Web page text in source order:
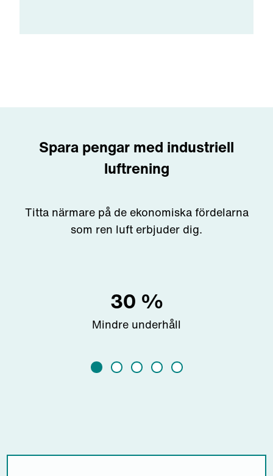
Spara pengar med industriell
luftrening
Titta närmare på de ekonomiska fördelarna
som ren luft erbjuder dig.
30 %
Mindre underhåll